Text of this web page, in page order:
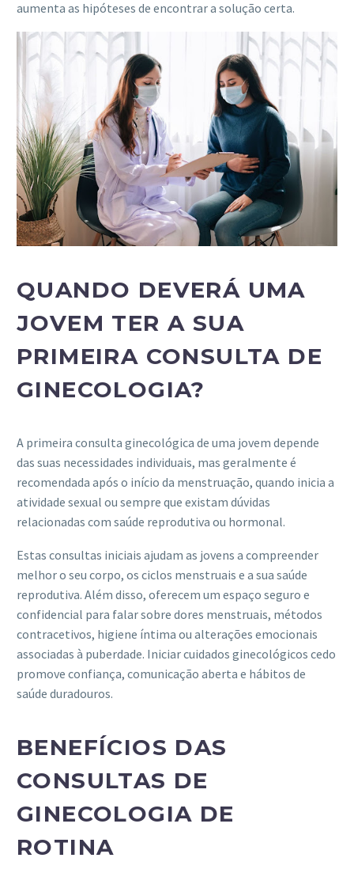
aumenta as hipóteses de encontrar a solução certa.
QUANDO DEVERÁ UMA
JOVEM TER A SUA
PRIMEIRA CONSULTA DE
GINECOLOGIA?
A primeira consulta ginecológica de uma jovem depende
das suas necessidades individuais, mas geralmente é
recomendada após o início da menstruação, quando inicia a
atividade sexual ou sempre que existam dúvidas
relacionadas com saúde reprodutiva ou hormonal.
Estas consultas iniciais ajudam as jovens a compreender
melhor o seu corpo, os ciclos menstruais e a sua saúde
reprodutiva. Além disso, oferecem um espaço seguro e
confidencial para falar sobre dores menstruais, métodos
contracetivos, higiene íntima ou alterações emocionais
associadas à puberdade. Iniciar cuidados ginecológicos cedo
promove confiança, comunicação aberta e hábitos de
saúde duradouros.
BENEFÍCIOS DAS
CONSULTAS DE
GINECOLOGIA DE
ROTINA